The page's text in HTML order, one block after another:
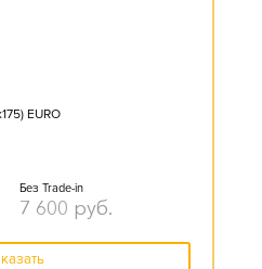
EURO
Без Trade-in
7 600 руб.